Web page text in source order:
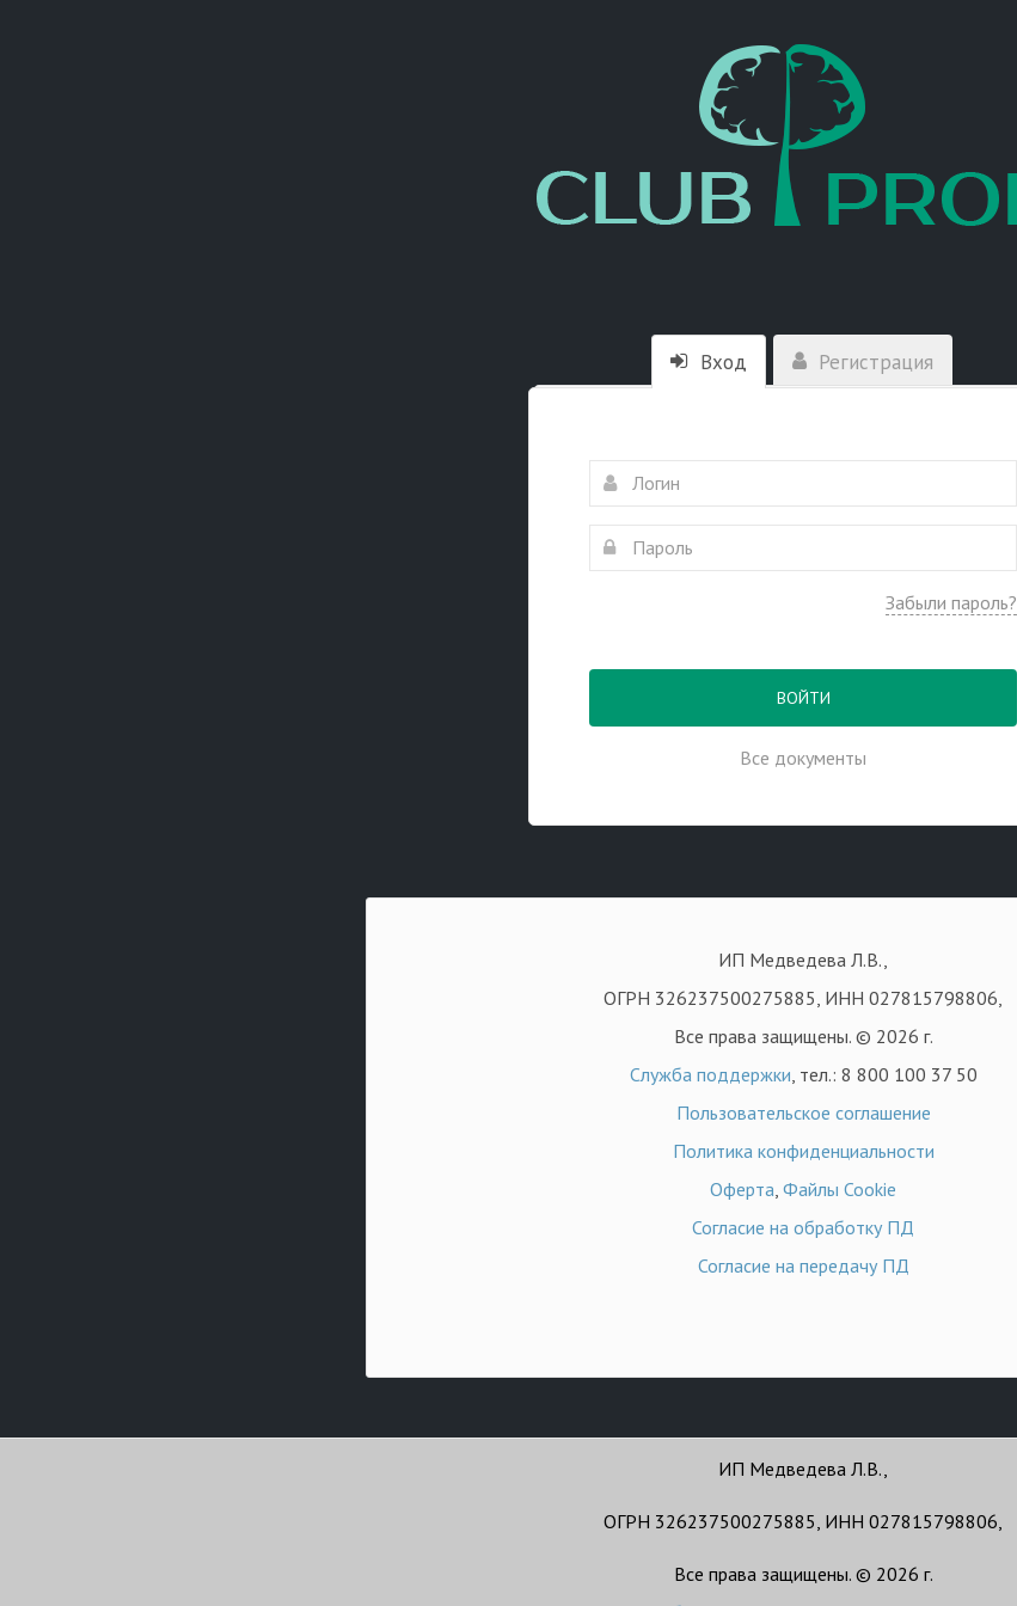
Вход Регистрация
Забыли пароль?
ВОЙТИ
Все документы
ИП Медведева Л.В.,
ОГРН 326237500275885, ИНН 027815798806,
Все права защищены. © 2026 г.
Служба поддержки, тел.: 8 800 100 37 50
Пользовательское соглашение
Политика конфиденциальности
Оферта, Файлы Cookie
Согласие на обработку ПД
Согласие на передачу ПД
ИП Медведева Л.В.,
ОГРН 326237500275885, ИНН 027815798806,
Все права защищены. © 2026 г.